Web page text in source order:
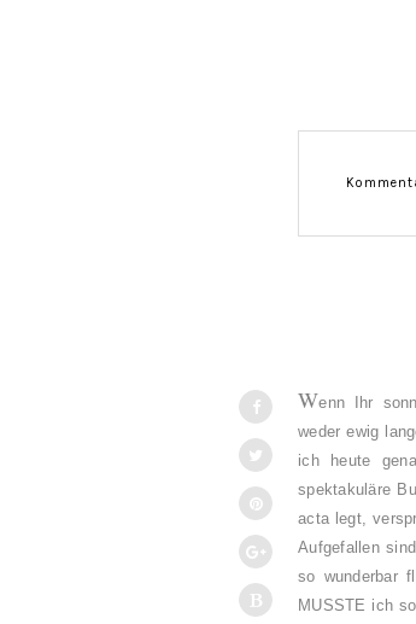
Wenn Ihr
weder ewig
ich heute
spektakuläre
acta legt,
Aufgefallen
so wunderbar
MUSSTE ich